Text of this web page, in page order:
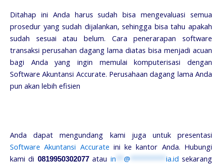
Ditahap ini Anda harus sudah bisa mengevaluasi semua
prosedur yang sudah dijalankan, sehingga bisa tahu apakah
sudah sesuai atau belum. Cara penerarapan software
transaksi perusahan dagang lama diatas bisa menjadi acuan
bagi Anda yang ingin memulai komputerisasi dengan
Software Akuntansi Accurate. Perusahaan dagang lama Anda
pun akan lebih efisien
Anda dapat mengundang kami juga untuk presentasi
Software Akuntansi Accurate ini ke kantor Anda. Hubungi
kami di 0819950302077atau in @ ia.id sekarang